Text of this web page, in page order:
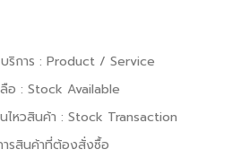
ริการ : Product / Service
อ : Stock Available
ไหวสินค้า : Stock Transaction
รสินค้าที่ต้องสั่งซื้อ